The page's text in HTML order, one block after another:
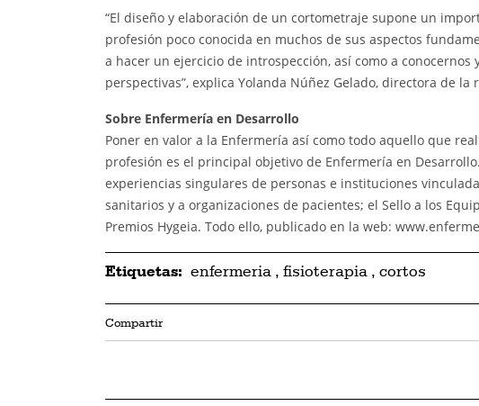
“El diseño y elaboración de un cortometraje supone un
profesión poco conocida en muchos de sus aspectos
a hacer un ejercicio de introspección, así como a
perspectivas”, explica Yolanda Núñez Gelado, directora de
Sobre Enfermería en Desarrollo
Poner en valor a la Enfermería así como todo aquello que
profesión es el principal objetivo de Enfermería en
experiencias singulares de personas e instituciones
sanitarios y a organizaciones de pacientes; el Sello a los
Premios Hygeia. Todo ello, publicado en la web:
Etiquetas: enfermeria , fisioterapia , cortos
Compartir